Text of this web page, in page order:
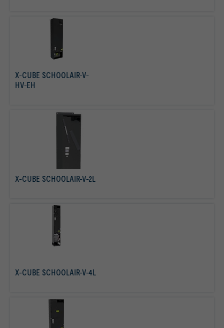
X-CUBE SCHOOLAIR-V-
HV-EH
X-CUBE SCHOOLAIR-V-2L
X-CUBE SCHOOLAIR-V-4L